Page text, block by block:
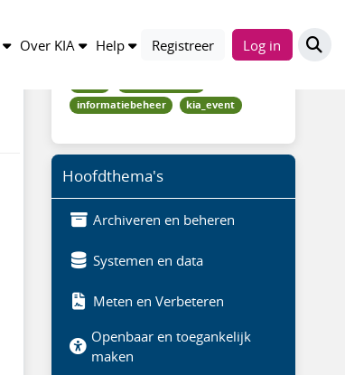
Over KIA Help Registreer Log in
informatiebeheer
kia_event
Hoofdthema's
Archiveren en beheren
Systemen en data
Meten en Verbeteren
Openbaar en toegankelijk
maken